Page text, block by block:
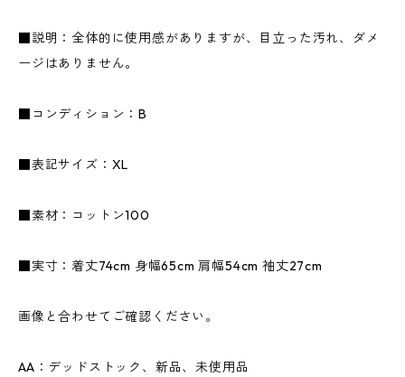
■説明：全体的に使用感がありますが、目立った汚れ、ダメ
ージはありません。
■コンディション：B
■表記サイズ：XL
■素材：コットン100
■実寸：着丈74cm 身幅65cm 肩幅54cm 袖丈27cm
画像と合わせてご確認ください。
AA：デッドストック、新品、未使用品